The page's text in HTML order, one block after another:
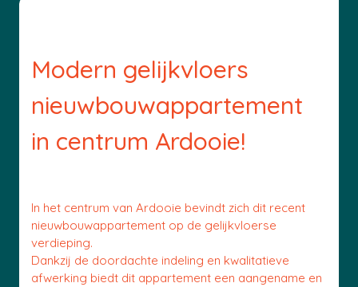
Modern gelijkvloers
nieuwbouwappartement
in centrum Ardooie!
In het centrum van Ardooie bevindt zich dit recent
nieuwbouwappartement op de gelijkvloerse
verdieping.
Dankzij de doordachte indeling en kwalitatieve
afwerking biedt dit appartement een aangename en